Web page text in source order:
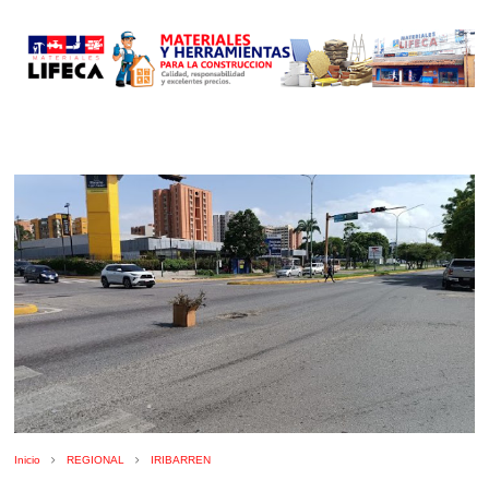
Inicio REGIONAL IRIBARREN